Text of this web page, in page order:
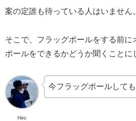
案の定誰も待っている人はいません。
そこで、フラッグポールをする前に
ポールをできるかどうか聞くことに
Hiro
今フラッグポールして